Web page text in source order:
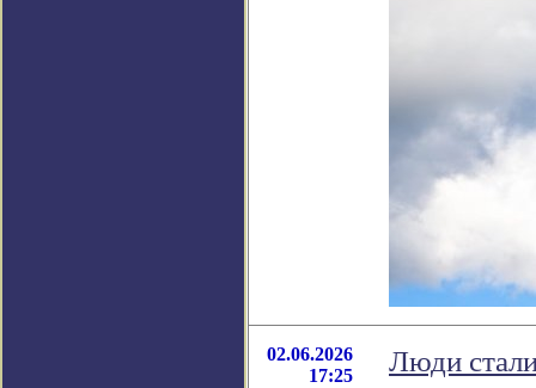
02.06.2026
17:25
Люди